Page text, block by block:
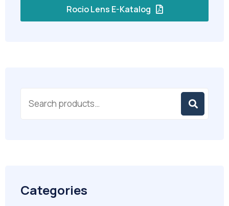
Rocio Lens E-Katalog
Categories